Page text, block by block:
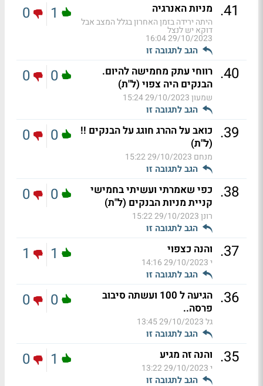
41
. מניות האנרגיה
היתה ירידה בזמן האחרון בגלל המצב אבל
דוקא יש לנצל
29/10/2023 16:04
הגב לתגובה זו
1
0
40
. רווחי עתק מחמישה להיום.
הבנקים היה צפוי (ל"ת)
שמעון29/10/2023 15:24
הגב לתגובה זו
0
0
39
. כואב על ההרג חוגג על הבנקים !!
(ל"ת)
מנחם 29/10/2023 15:22
הגב לתגובה זו
0
0
38
. כפי שאמרתי ועשיתי בחמישי
קניית מניות הבנקים (ל"ת)
רונן29/10/2023 15:22
הגב לתגובה זו
0
0
37
. והנה כצפוי
י29/10/2023 14:16
הגב לתגובה זו
1
1
36
.
הגיעה ל 100 ועשתה סיבוב
פרסה..
גל29/10/2023 13:45
הגב לתגובה זו
0
0
35
. והנה זה מגיע
י29/10/2023 13:22
הגב לתגובה זו
1
0